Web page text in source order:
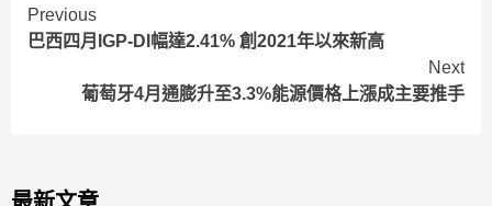
Continue
Reading
Previous
巴西四月IGP-DI幅達2.41% 創2021年以來新高
Next
葡萄牙4月通膨升至3.3%能源價格上漲成主要推手